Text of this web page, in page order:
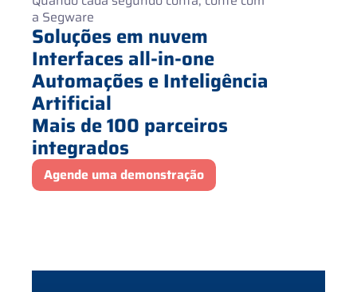
a Segware
Soluções em nuvem
Interfaces all-in-one
Automações e Inteligência
Artificial
Mais de 100 parceiros
integrados
Agende uma demonstração